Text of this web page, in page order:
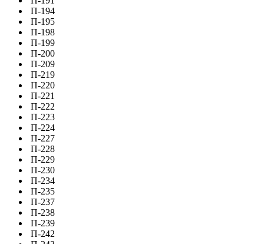
П-194
П-195
П-198
П-199
П-200
П-209
П-219
П-220
П-221
П-222
П-223
П-224
П-227
П-228
П-229
П-230
П-234
П-235
П-237
П-238
П-239
П-242